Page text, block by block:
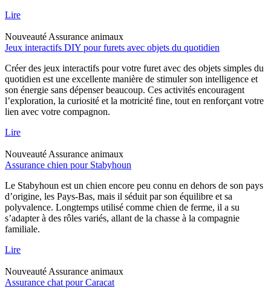
Lire
Nouveauté Assurance animaux
Jeux interactifs DIY pour furets avec objets du quotidien
Créer des jeux interactifs pour votre furet avec des objets simples du
quotidien est une excellente manière de stimuler son intelligence et
son énergie sans dépenser beaucoup. Ces activités encouragent
l’exploration, la curiosité et la motricité fine, tout en renforçant votre
lien avec votre compagnon.
Lire
Nouveauté Assurance animaux
Assurance chien pour Stabyhoun
Le Stabyhoun est un chien encore peu connu en dehors de son pays
d’origine, les Pays-Bas, mais il séduit par son équilibre et sa
polyvalence. Longtemps utilisé comme chien de ferme, il a su
s’adapter à des rôles variés, allant de la chasse à la compagnie
familiale.
Lire
Nouveauté Assurance animaux
Assurance chat pour Caracat